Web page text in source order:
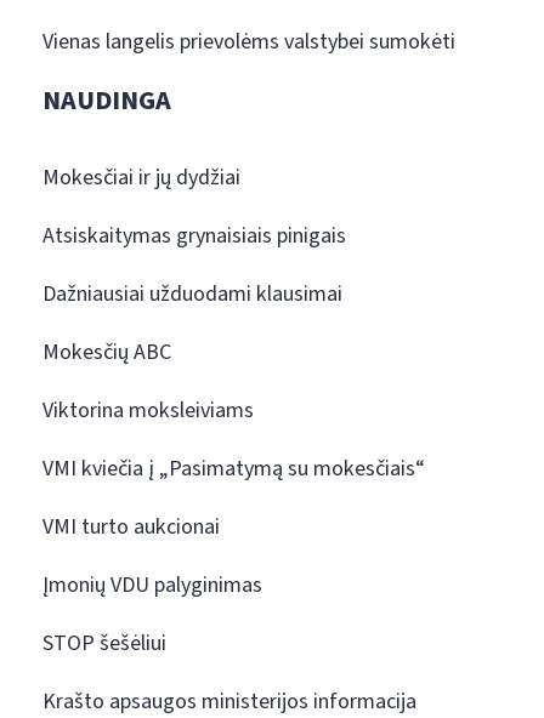
Vienas langelis prievolėms valstybei sumokėti
NAUDINGA
Mokesčiai ir jų dydžiai
Atsiskaitymas grynaisiais pinigais
Dažniausiai užduodami klausimai
Mokesčių ABC
Viktorina moksleiviams
VMI kviečia į „Pasimatymą su mokesčiais“
VMI turto aukcionai
Įmonių VDU palyginimas
STOP šešėliui
Krašto apsaugos ministerijos informacija